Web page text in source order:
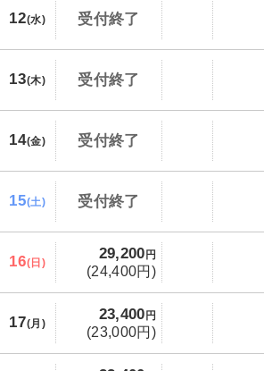
12(水) 受付終了
13(木) 受付終了
14(金) 受付終了
15(土) 受付終了
16(日)
29,200 円
(24,400円)
17(月)
23,400 円
(23,000円)